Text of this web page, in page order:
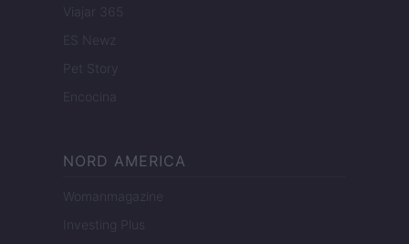
Viajar 365
ES Newz
Pet Story
Encocina
NORD AMERICA
Womanmagazine
Investing Plus